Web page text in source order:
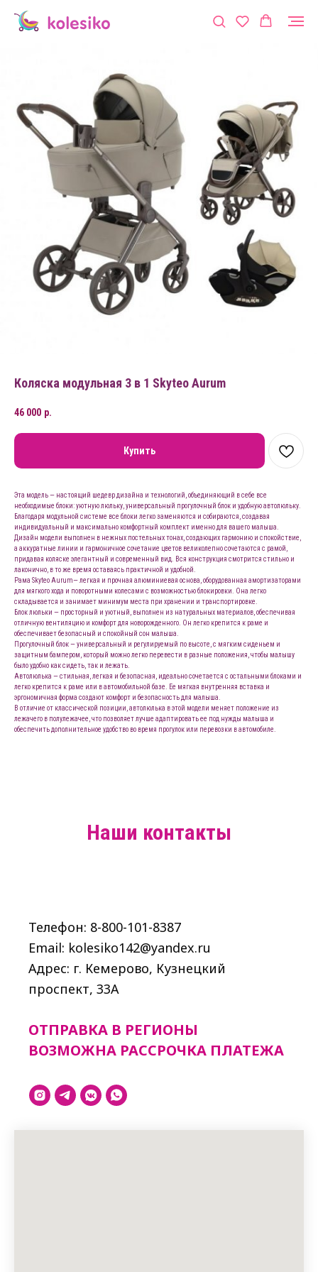
Коляска модульная 3 в 1 Skyteo Aurum
46 000 р.
Купить
Эта модель — настоящий шедевр дизайна и технологий, объединяющий в себе все
необходимые блоки: уютную люльку, универсальный прогулочный блок и удобную автолюльку.
Благодаря модульной системе все блоки легко заменяются и собираются, создавая
индивидуальный и максимально комфортный комплект именно для вашего малыша.
Дизайн модели выполнен в нежных постельных тонах, создающих гармонию и спокойствие,
а аккуратные линии и гармоничное сочетание цветов великолепно сочетаются с рамой,
придавая коляске элегантный и современный вид. Вся конструкция смотрится стильно и
лаконично, в то же время оставаясь практичной и удобной.
Рама Skyteo Aurum— легкая и прочная алюминиевая основа, оборудованная амортизаторами
для мягкого хода и поворотными колесами с возможностью блокировки. Она легко
складывается и занимает минимум места при хранении и транспортировке.
Блок люльки — просторный и уютный, выполнен из натуральных материалов, обеспечивая
отличную вентиляцию и комфорт для новорожденного. Он легко крепится к раме и
обеспечивает безопасный и спокойный сон малыша.
Прогулочный блок — универсальный и регулируемый по высоте, с мягким сиденьем и
защитным бампером, который можно легко перевести в разные положения, чтобы малышу
было удобно как сидеть, так и лежать.
Автолюлька — стильная, легкая и безопасная, идеально сочетается с остальными блоками и
легко крепится к раме или в автомобильной базе. Ее мягкая внутренняя вставка и
эргономичная форма создают комфорт и безопасность для малыша.
В отличие от классической позиции, автолюлька в этой модели меняет положение из
лежачего в полулежачее, что позволяет лучше адаптировать ее под нужды малыша и
обеспечить дополнительное удобство во время прогулок или перевозки в автомобиле.
Наши контакты
Телефон: 8-800-101-8387
Email: kolesiko142@yandex.ru
Адрес: г. Кемерово, Кузнецкий
проспект, 33A
ОТПРАВКА В РЕГИОНЫ
ВОЗМОЖНА РАССРОЧКА ПЛАТЕЖА